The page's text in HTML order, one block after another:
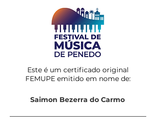
Este é um certificado original
FEMUPE emitido em nome de:
Saimon Bezerra do Carmo